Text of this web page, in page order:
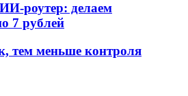
роутер: делаем
7 рублей
тем меньше контроля